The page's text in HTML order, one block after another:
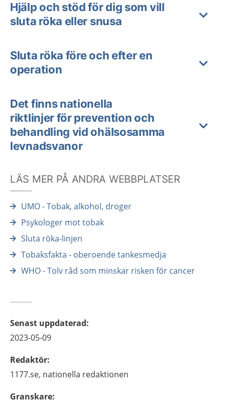
Hjälp och stöd för dig som vill
sluta röka eller snusa
Sluta röka före och efter en
operation
Det finns nationella
riktlinjer för prevention och
behandling vid ohälsosamma
levnadsvanor
LÄS MER PÅ ANDRA WEBBPLATSER
UMO - Tobak, alkohol, droger
Psykologer mot tobak
Sluta röka-linjen
Tobaksfakta - oberoende tankesmedja
WHO - Tolv råd som minskar risken för cancer
Senast uppdaterad:
2023-05-09
Redaktör:
1177.se, nationella redaktionen
Granskare: